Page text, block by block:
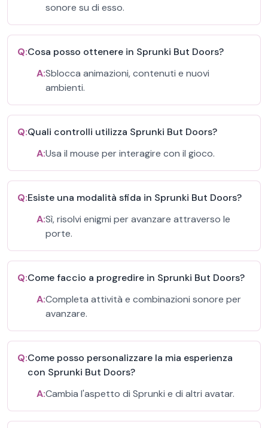
sonore su di esso.
Q:Cosa posso ottenere in Sprunki But Doors?
A:Sblocca animazioni, contenuti e nuovi
ambienti.
Q:Quali controlli utilizza Sprunki But Doors?
A:Usa il mouse per interagire con il gioco.
Q:Esiste una modalità sfida in Sprunki But Doors?
A:Sì, risolvi enigmi per avanzare attraverso le
porte.
Q:Come faccio a progredire in Sprunki But Doors?
A:Completa attività e combinazioni sonore per
avanzare.
Q:Come posso personalizzare la mia esperienza
con Sprunki But Doors?
A:Cambia l'aspetto di Sprunki e di altri avatar.